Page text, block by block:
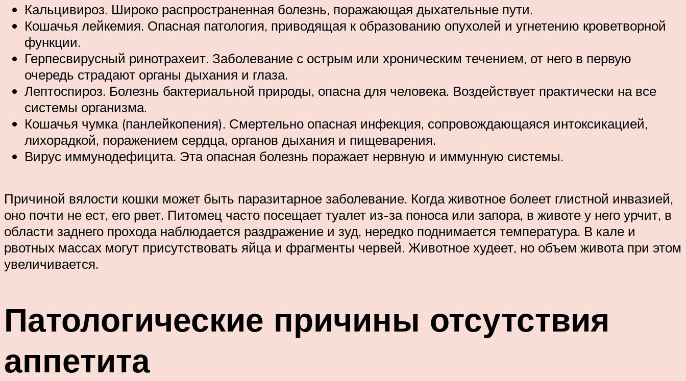
Кальцивироз. Широко распространенная болезнь, поражающая дыхательные пути.
Кошачья лейкемия. Опасная патология, приводящая к образованию опухолей и угнетению кроветворной
функции.
Герпесвирусный ринотрахеит. Заболевание с острым или хроническим течением, от него в первую
очередь страдают органы дыхания и глаза.
Лептоспироз. Болезнь бактериальной природы, опасна для человека. Воздействует практически на все
системы организма.
Кошачья чумка (панлейкопения). Смертельно опасная инфекция, сопровождающаяся интоксикацией,
лихорадкой, поражением сердца, органов дыхания и пищеварения.
Вирус иммунодефицита. Эта опасная болезнь поражает нервную и иммунную системы.
Причиной вялости кошки может быть паразитарное заболевание. Когда животное болеет глистной инвазией,
оно почти не ест, его рвет. Питомец часто посещает туалет из-за поноса или запора, в животе у него урчит, в
области заднего прохода наблюдается раздражение и зуд, нередко поднимается температура. В кале и
рвотных массах могут присутствовать яйца и фрагменты червей. Животное худеет, но объем живота при этом
увеличивается.
Патологические причины отсутствия
аппетита